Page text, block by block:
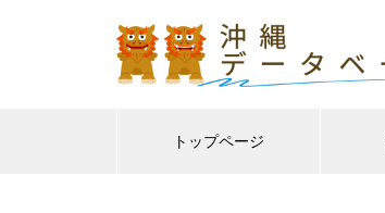
トップページ